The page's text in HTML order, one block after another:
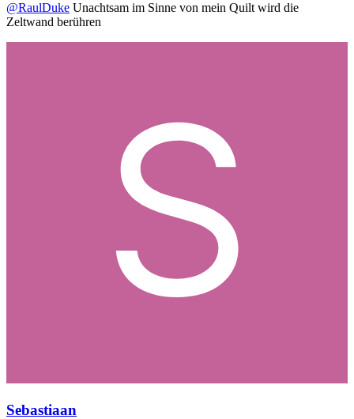
@RaulDuke Unachtsam im Sinne von mein Quilt wird die
Zeltwand berühren
Sebastiaan